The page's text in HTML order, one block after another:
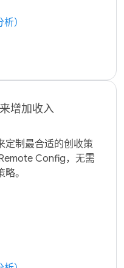
）
增加收入
定制最合适的创收策
Config，无需